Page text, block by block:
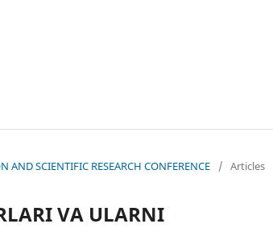
SCIENTIFIC RESEARCH CONFERENCE / Articles
VA ULARNI